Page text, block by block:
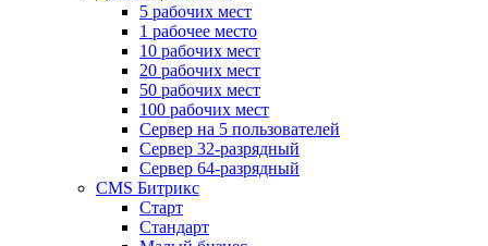
5 рабочих мест
1 рабочее место
10 рабочих мест
20 рабочих мест
50 рабочих мест
100 рабочих мест
Сервер на 5 пользователей
Сервер 32-разрядный
Сервер 64-разрядный
CMS Битрикс
Старт
Стандарт